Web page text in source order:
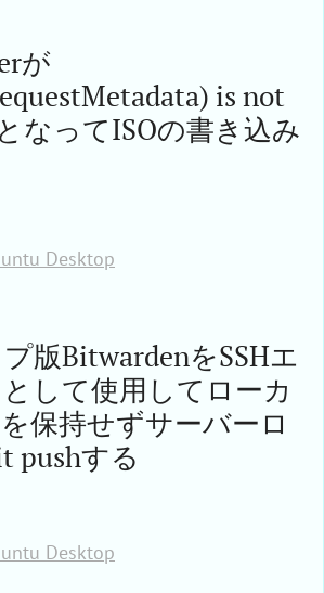
が
is not
なってISOの書き込み
Desktop
版BitwardenをSSHエ
して使用してローカ
保持せずサーバーロ
pushする
Desktop